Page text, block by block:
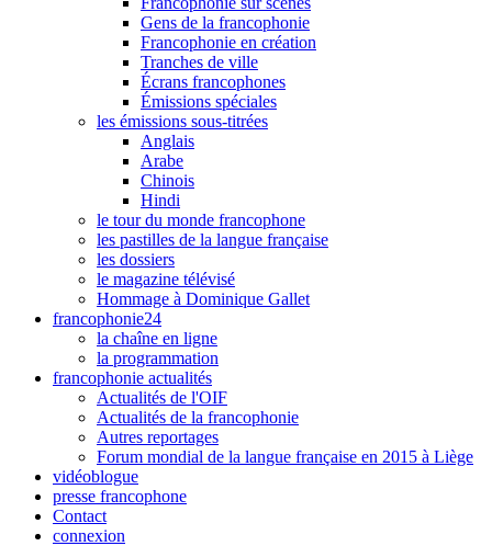
Gens de la francophonie
Francophonie en création
Tranches de ville
Écrans francophones
Émissions spéciales
les émissions sous-titrées
Anglais
Arabe
Chinois
Hindi
le tour du monde francophone
les pastilles de la langue française
les dossiers
le magazine télévisé
Hommage à Dominique Gallet
francophonie24
la chaîne en ligne
la programmation
francophonie actualités
Actualités de l'OIF
Actualités de la francophonie
Autres reportages
Forum mondial de la langue française en 2015 à Liège
vidéoblogue
presse francophone
Contact
connexion